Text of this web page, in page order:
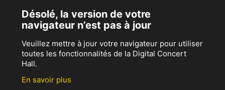
Désolé, la version de votre
navigateur n’est pas à jour
Veuillez mettre à jour votre navigateur pour utiliser
toutes les fonctionnalités de la Digital Concert
Hall.
En savoir plus